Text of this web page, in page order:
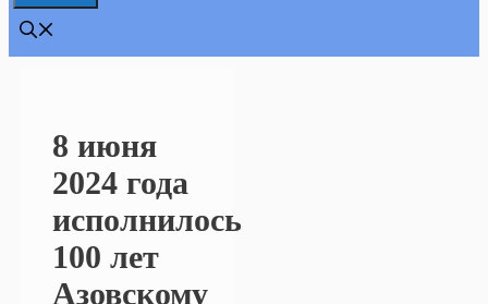
8 июня
2024 года
исполнилось
100 лет
Азовскому